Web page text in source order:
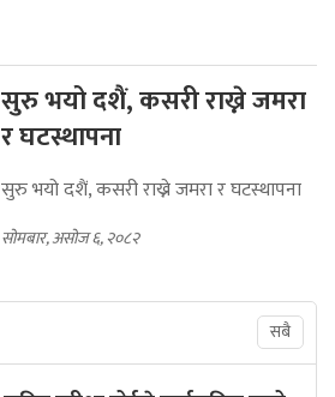
सुरु भयो दशैं, कसरी राख्ने जमरा
र घटस्थापना
सुरु भयो दशैं, कसरी राख्ने जमरा र घटस्थापना
सोमबार, असोज ६, २०८२
सबै